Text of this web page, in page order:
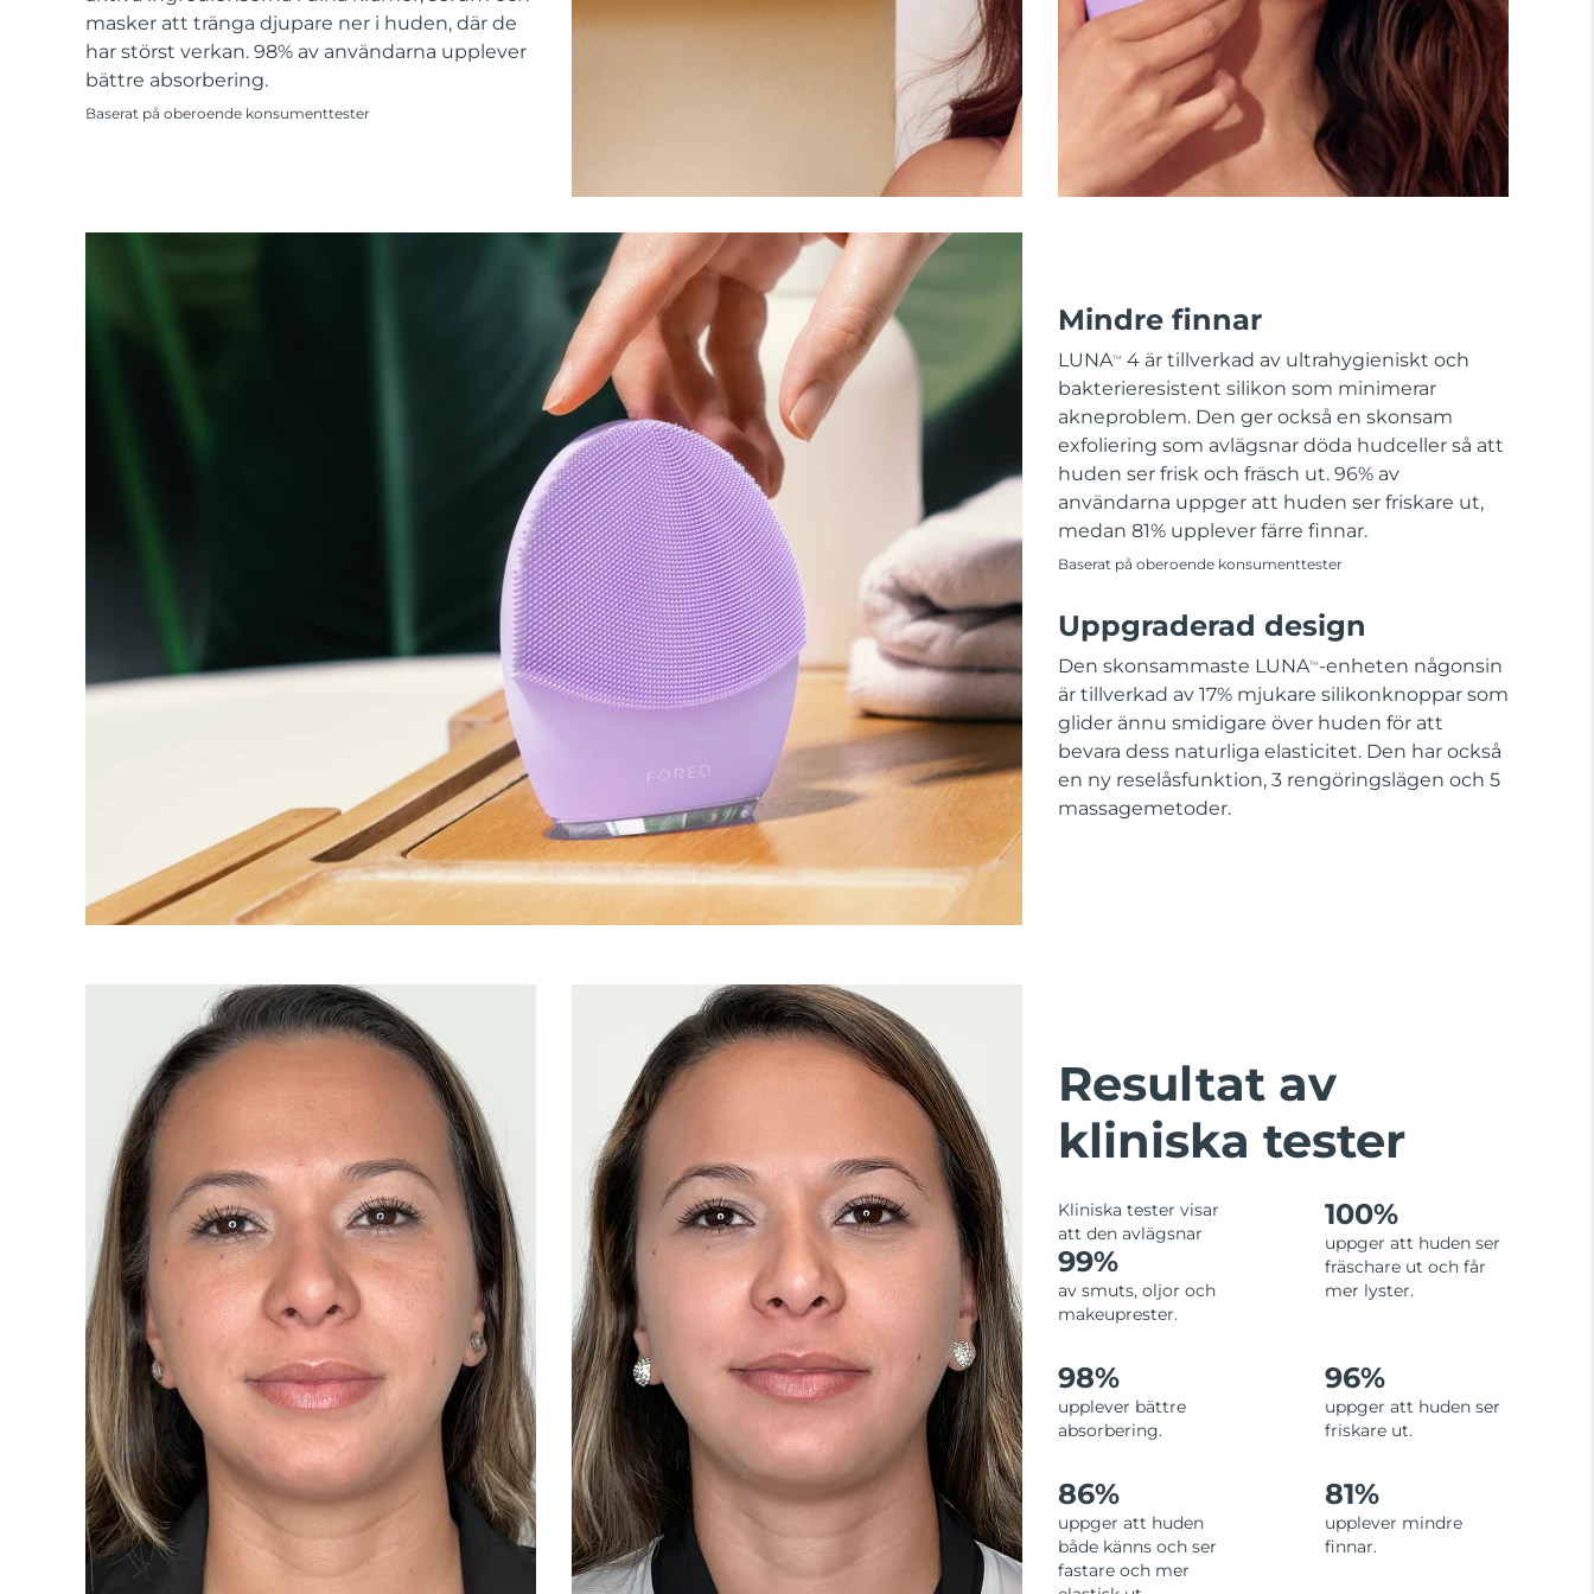
masker att tränga djupare ner i huden, där de
har störst verkan. 98% av användarna upplever
bättre absorbering.
Baserat på oberoende konsumenttester
Mindre finnar
LUNATM
4 är tillverkad av ultrahygieniskt och
bakterieresistent silikon som minimerar
akneproblem. Den ger också en skonsam
exfoliering som avlägsnar döda hudceller så att
huden ser frisk och fräsch ut. 96% av
användarna uppger att huden ser friskare ut,
medan 81% upplever färre finnar.
Baserat på oberoende konsumenttester
Uppgraderad design
Den skonsammaste LUNATM -enheten någonsin
är tillverkad av 17% mjukare silikonknoppar som
glider ännu smidigare över huden för att
bevara dess naturliga elasticitet. Den har också
en ny reselåsfunktion, 3 rengöringslägen och 5
massagemetoder.
Resultat av
kliniska tester
Kliniska tester visar
att den avlägsnar
99%
av smuts, oljor och
makeuprester.
100%
uppger att huden ser
fräschare ut och får
mer lyster.
98%
upplever bättre
absorbering.
96%
uppger att huden ser
friskare ut.
86%
uppger att huden
både känns och ser
fastare och mer
81%
upplever mindre
finnar.
All acne treatment devices
All revitalizing eye massagers
KIWI™-hudvård
Advanced pore care essentials
Serum
For healthy hair
issa™ Teeth Whitening Gel
18% PAP
Kosmetika